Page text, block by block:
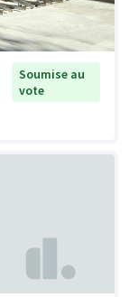
Soumise au
vote